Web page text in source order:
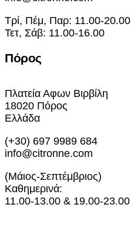
Τρί, Πέμ, Παρ: 11.00-20.00
Τετ, Σάβ: 11.00-16.00
Πόρος
Πλατεία Αφων Βιρβίλη
18020 Πόρος
Ελλάδα
(+30) 697 9989 684
info@citronne.com
(Μάιος-Σεπτέμβριος)
Καθημερινά:
11.00-13.00 & 19.00-23.00